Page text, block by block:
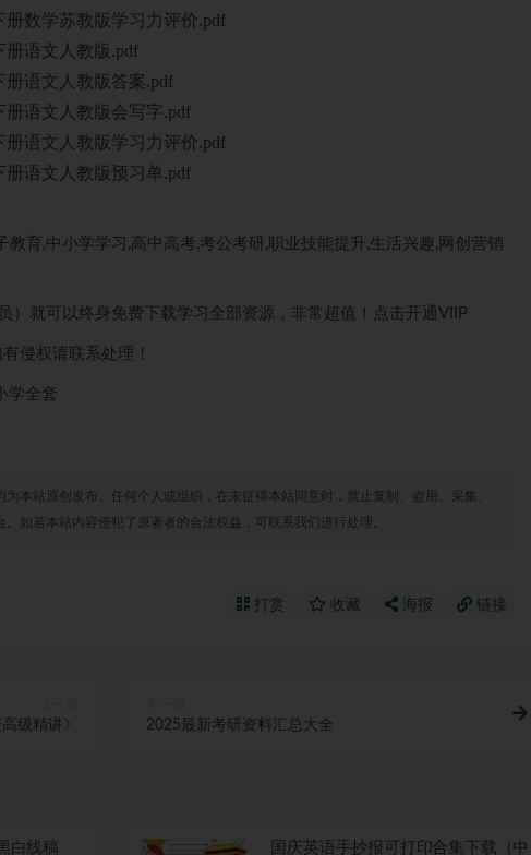
数学苏教版学习力评价.pdf
语文人教版.pdf
语文人教版答案.pdf
语文人教版会写字.pdf
语文人教版学习力评价.pdf
语文人教版预习单.pdf
教育,中小学学习,高中高考,考公考研,职业技能提升,生活兴趣,网创营销
）就可以终身免费下载学习全部资源，非常超值！点击开通VIIP
侵权请联系处理！
学全套
本站原创发布。任何个人或组织，在未征得本站同意时，禁止复制、盗用、采集、
如若本站内容侵犯了原著者的合法权益，可联系我们进行处理。
打赏 收藏 海报 链接
级精讲》 2025最新考研资料汇总大全
白线稿 国庆英语手抄报可打印合集下载（中